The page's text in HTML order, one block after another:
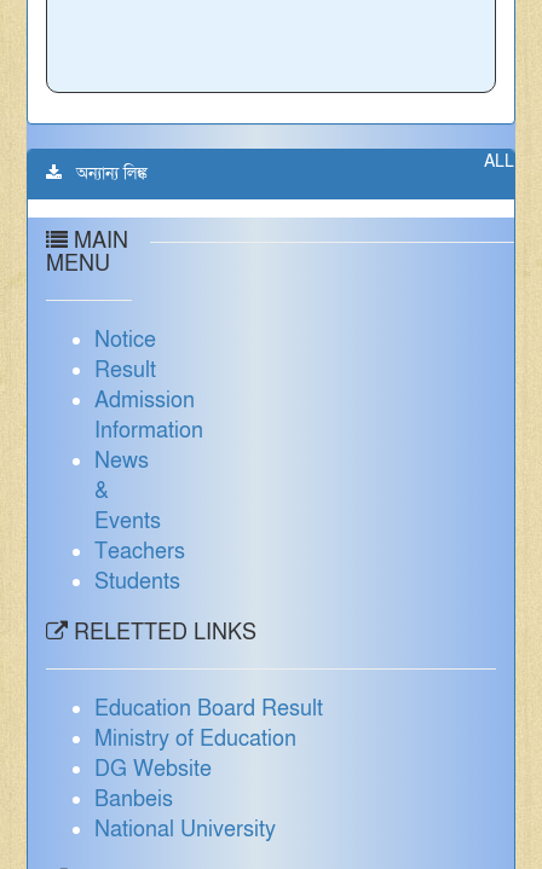
ALL
অন্যান্য লিঙ্ক
MAIN
MENU
Notice
Result
Admission
Information
News
&
Events
Teachers
Students
RELETTED LINKS
Education Board Result
Ministry of Education
DG Website
Banbeis
National University